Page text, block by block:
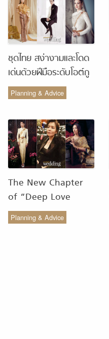
ชุดไทย สง่างามและโดด
เด่นด้วยฝีมือระดับโอต์กู
ตูร์ จากห้องเสื้อ Vanus
Couture
Planning & Advice
The New Chapter
of “Deep Love
Wedding Studio” :
รังสรรค์ผ้าทอของไทยให้
Planning & Advice